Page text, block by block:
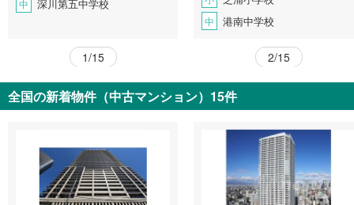
中 深川第五中学校
1/15
中 港南中学校
2/15
全国の新着物件（中古マンション）15件